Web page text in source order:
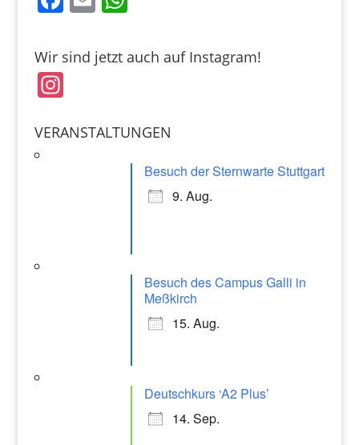
c
e
b
o
ai
l
at
p
Wir sind jetzt auch auf Instagram!
In
a
VERANSTALTUNGEN
Besuch der Sternwarte Stuttgart
9. Aug.
Besuch des Campus Galli in
Meßkirch
15. Aug.
Deutschkurs ‘A2 Plus’
14. Sep.